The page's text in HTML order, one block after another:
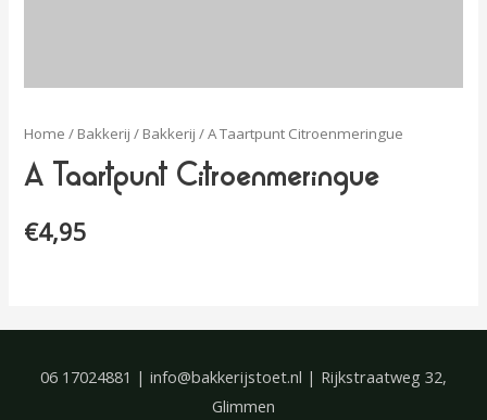
Home / Bakkerij / Bakkerij / A Taartpunt Citroenmeringue
A Taartpunt Citroenmeringue
€4,95
06 17024881 | info@bakkerijstoet.nl | Rijkstraatweg 32,
Glimmen